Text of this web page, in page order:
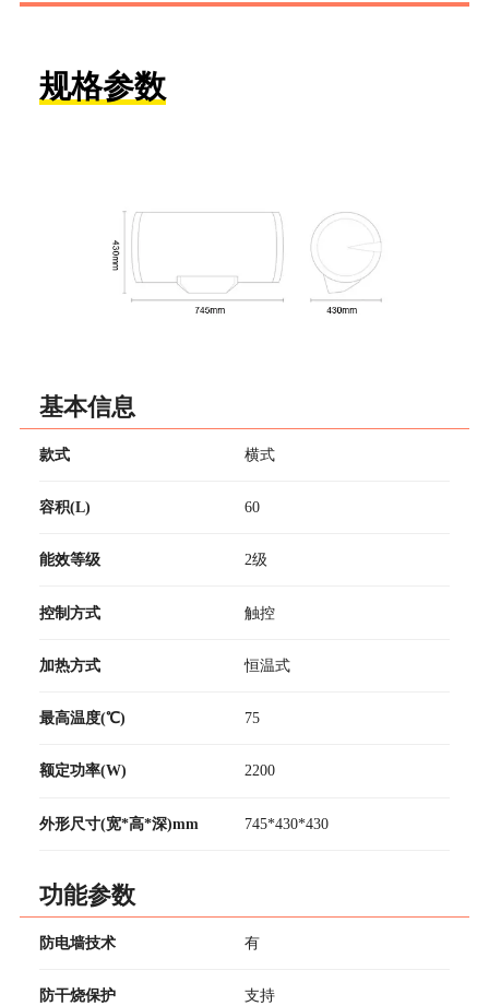
规格参数
基本信息
款式 横式
容积(L) 60
能效等级 2级
控制方式 触控
加热方式 恒温式
最高温度(℃) 75
额定功率(W) 2200
外形尺寸(宽*高*深)mm 745*430*430
功能参数
防电墙技术 有
防干烧保护 支持